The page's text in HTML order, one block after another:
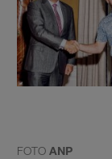
FOTO ANP